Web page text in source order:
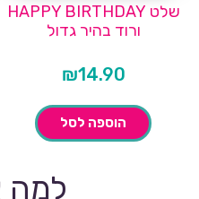
שלט HAPPY BIRTHDAY
ורוד בהיר גדול
₪14.90
הוספה לסל
למה